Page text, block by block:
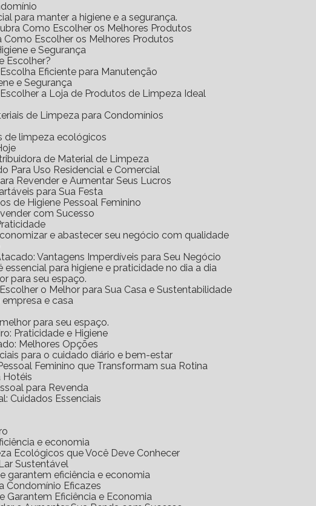
para manter a higiene e a segurança.
Como Escolher os Melhores Produtos
Como Escolher os Melhores Produtos
e Segurança
Escolher?
Eficiente para Manutenção
e Segurança
Escolher a Loja de Produtos de Limpeza Ideal
de Limpeza para Condomínios
de limpeza ecológicos
de Material de Limpeza
Para Uso Residencial e Comercial
Revender e Aumentar Seus Lucros
para Sua Festa
de Higiene Pessoal Feminino
com Sucesso
e abastecer seu negócio com qualidade
Vantagens Imperdíveis para Seu Negócio
essencial para higiene e praticidade no dia a dia
para seu espaço.
o Melhor para Sua Casa e Sustentabilidade
empresa e casa
para seu espaço.
Praticidade e Higiene
Melhores Opções
para o cuidado diário e bem-estar
Feminino que Transformam sua Rotina
Hotéis
para Revenda
Cuidados Essenciais
e economia
Ecológicos que Você Deve Conhecer
Sustentável
garantem eficiência e economia
Condomínio Eficazes
Garantem Eficiência e Economia